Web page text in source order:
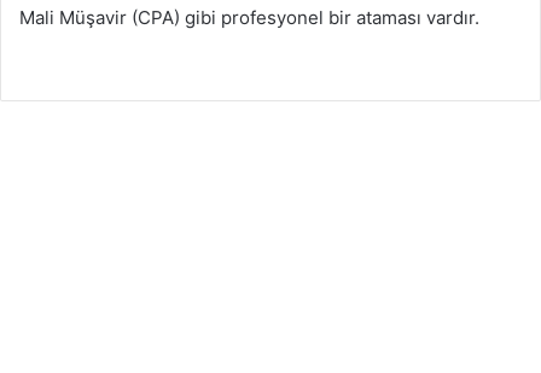
Mali Müşavir (CPA) gibi profesyonel bir ataması vardır.